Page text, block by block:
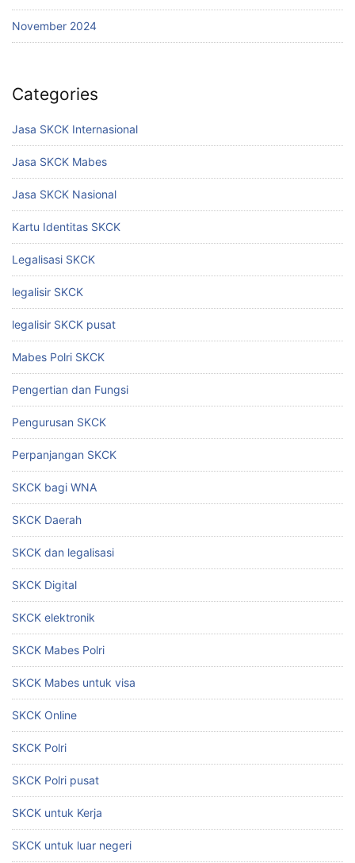
November 2024
Categories
Jasa SKCK Internasional
Jasa SKCK Mabes
Jasa SKCK Nasional
Kartu Identitas SKCK
Legalisasi SKCK
legalisir SKCK
legalisir SKCK pusat
Mabes Polri SKCK
Pengertian dan Fungsi
Pengurusan SKCK
Perpanjangan SKCK
SKCK bagi WNA
SKCK Daerah
SKCK dan legalisasi
SKCK Digital
SKCK elektronik
SKCK Mabes Polri
SKCK Mabes untuk visa
SKCK Online
SKCK Polri
SKCK Polri pusat
SKCK untuk Kerja
SKCK untuk luar negeri